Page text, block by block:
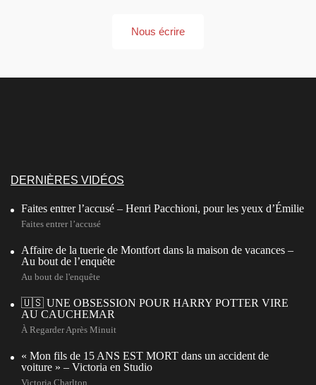
Nous écrire
DERNIÈRES VIDÉOS
Faites entrer l’accusé – Henri Pacchioni, pour les yeux d’Émilie
Faites entrer l’accusé
Affaire de la tuerie de Montfort dans la maison de vacances –
Au bout de l’enquête
Au bout de l'enquête
🇺🇸 UNE OBSESSION POUR HARRY POTTER VIRE
AU CAUCHEMAR
À Regarder Après Minuit
« Mon fils de 15 ANS EST MORT dans un accident de
voiture » – Victoria en Studio
Victoria Charlton